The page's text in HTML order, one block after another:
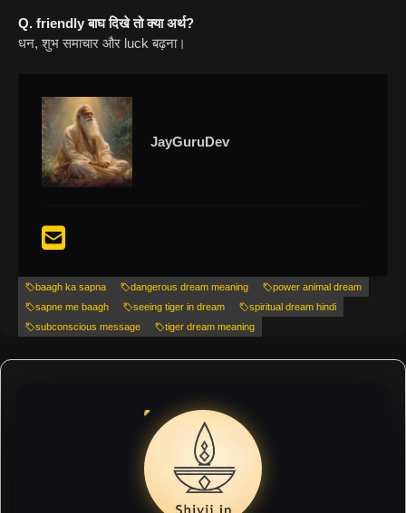
Q. friendly बाघ दिखे तो क्या अर्थ?
धन, शुभ समाचार और luck बढ़ना।
JayGuruDev
baagh ka sapna dangerous dream meaning
power animal dream
sapne me baagh
seeing tiger in dream
spiritual dream hindi
subconscious message
tiger dream meaning